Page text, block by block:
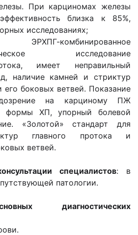
При карциномах железы
близка к 85%,
исследованиях;
исследование
имеет неправильный
наличие камней и стриктур
его боковых ветвей. Показание
на карциному ПЖ
формы ХП, упорный болевой
«Золотой» стандарт для
главного протока и
ветвей.
специалистов: в
патологии.
диагностических